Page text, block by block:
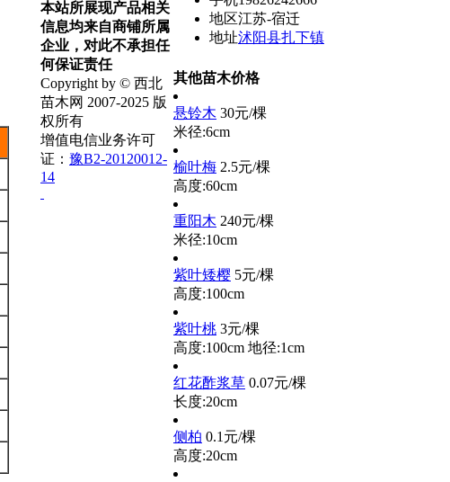
地区江苏-宿迁
地址沭阳县扎下镇
其他苗木价格
悬铃木 30元/棵
米径:6cm
榆叶梅 2.5元/棵
高度:60cm
重阳木 240元/棵
米径:10cm
紫叶矮樱 5元/棵
高度:100cm
紫叶桃 3元/棵
高度:100cm 地径:1cm
红花酢浆草 0.07元/棵
长度:20cm
侧柏 0.1元/棵
高度:20cm
本站所展现产品相关
信息均来自商铺所属
企业，对此不承担任
何保证责任
Copyright by © 西北
苗木网 2007-2025 版
权所有
增值电信业务许可
证： 豫B2-20120012-
14